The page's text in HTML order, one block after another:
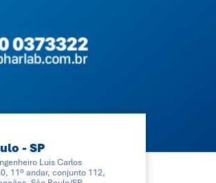
- SP
Luis Carlos
11º andar, conjunto 112,